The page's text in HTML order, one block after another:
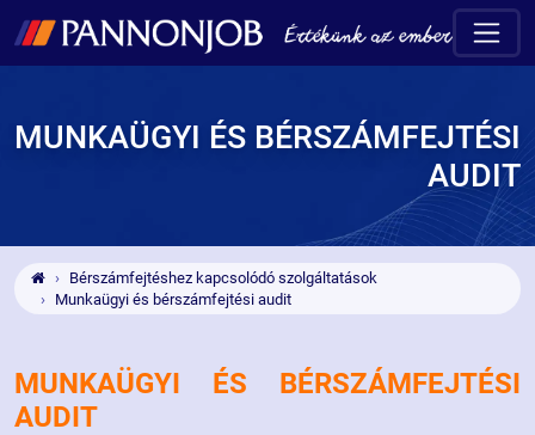
MUNKAÜGYI ÉS BÉRSZÁMFEJTÉSI
AUDIT
Bérszámfejtéshez kapcsolódó szolgáltatások
Munkaügyi és bérszámfejtési audit
MUNKAÜGYI ÉS BÉRSZÁMFEJTÉSI
AUDIT